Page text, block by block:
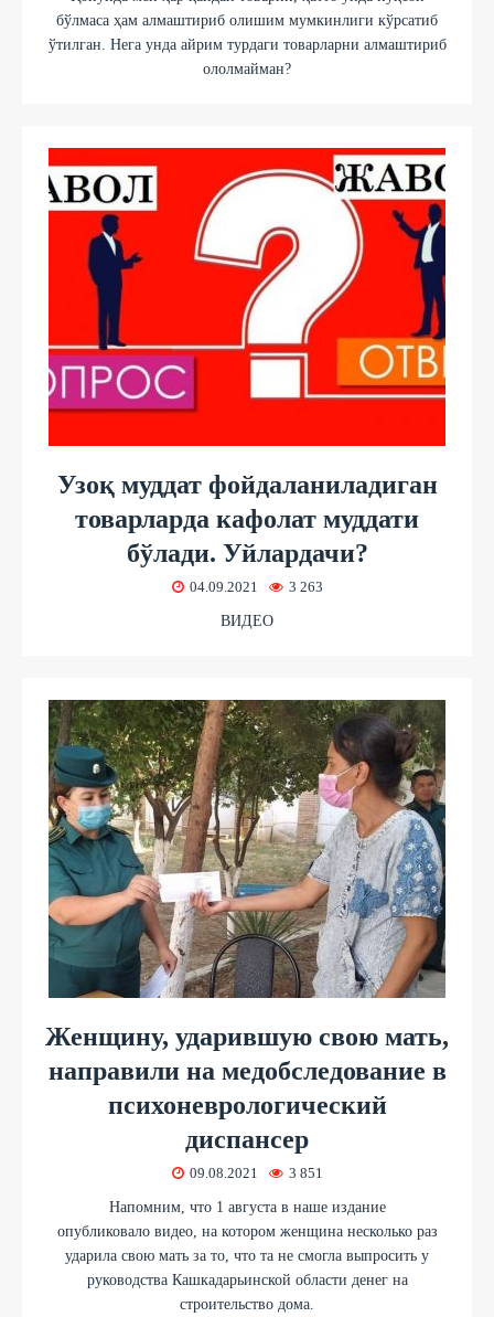
бўлмаса ҳам алмаштириб олишим мумкинлиги кўрсатиб
ўтилган. Нега унда айрим турдаги товарларни алмаштириб
ололмайман?
Узоқ муддат фойдаланиладиган
товарларда кафолат муддати
бўлади. Уйлардачи?
04.09.2021 3 263
ВИДЕО
Женщину, ударившую свою мать,
направили на медобследование в
психоневрологический
диспансер
09.08.2021 3 851
Напомним, что 1 августа в наше издание
опубликовало видео, на котором женщина несколько раз
ударила свою мать за то, что та не смогла выпросить у
руководства Кашкадарьинской области денег на
строительство дома.